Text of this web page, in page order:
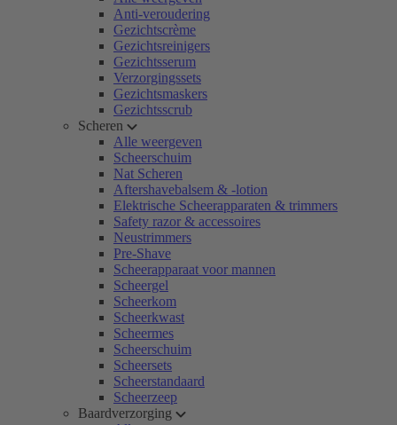
Anti-veroudering
Gezichtscrème
Gezichtsreinigers
Gezichtsserum
Verzorgingssets
Gezichtsmaskers
Gezichtsscrub
Scheren
Alle weergeven
Scheerschuim
Nat Scheren
Aftershavebalsem & -lotion
Elektrische Scheerapparaten & trimmers
Safety razor & accessoires
Neustrimmers
Pre-Shave
Scheerapparaat voor mannen
Scheergel
Scheerkom
Scheerkwast
Scheermes
Scheerschuim
Scheersets
Scheerstandaard
Scheerzeep
Baardverzorging